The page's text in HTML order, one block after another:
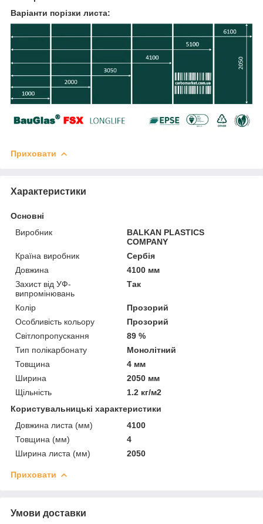
Варіанти порізки листа:
Приховати
Характеристики
Основні
Виробник
BALKAN PLASTICS
COMPANY
Країна виробник
Сербія
Довжина
4100 мм
Захист від УФ-
випромінювань
Так
Колір
Прозорий
Особливість кольору
Прозорий
Світлопропускання
89 %
Тип полікарбонату
Монолітний
Товщина
4 мм
Ширина
2050 мм
Щільність
1.2 кг/м2
Користувальницькі характеристики
Довжина листа (мм)
4100
Товщина (мм)
4
Ширина листа (мм)
2050
Приховати
Умови доставки